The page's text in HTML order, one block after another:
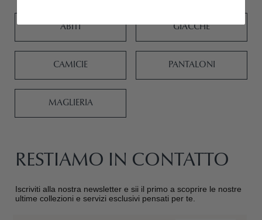
ABITI GIACCHE
CAMICIE PANTALONI
MAGLIERIA
RESTIAMO IN CONTATTO
Iscriviti alla nostra newsletter e sii il primo a scoprire le nostre
ultime collezioni e servizi esclusivi pensati per te.